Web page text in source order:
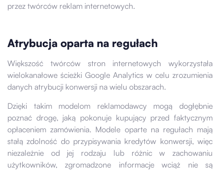
przez twórców reklam internetowych.
Atrybucja oparta na regułach
Większość twórców stron internetowych wykorzystała
wielokanałowe ścieżki Google Analytics w celu zrozumienia
danych atrybucji konwersji na wielu obszarach.
Dzięki takim modelom reklamodawcy mogą dogłębnie
poznać drogę, jaką pokonuje kupujący przed faktycznym
opłaceniem zamówienia. Modele oparte na regułach mają
stałą zdolność do przypisywania kredytów konwersji, więc
niezależnie od jej rodzaju lub różnic w zachowaniu
użytkowników, zgromadzone informacje wciąż nie są